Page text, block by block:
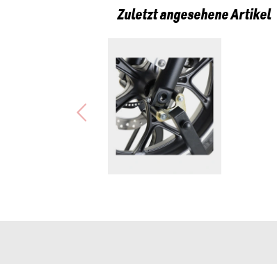
Zuletzt angesehene Artikel